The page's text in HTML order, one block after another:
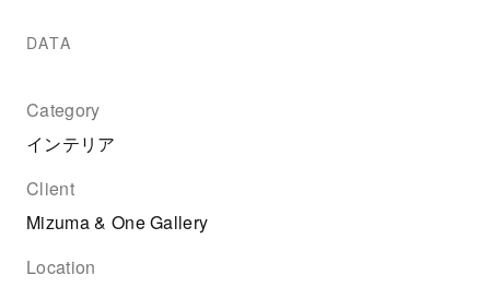
DATA
Category
インテリア
Client
Mizuma & One Gallery
Location